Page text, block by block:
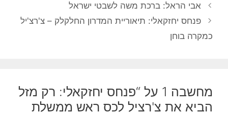
אבי הראל: ברכת משה לשבטי ישראל
פנחס יחזקאלי: תיאוריית המדרון החלקלק – צ'רצ'יל
כמקרה בוחן
מחשבה 1 על “פנחס יחזקאלי: רק מזל
הביא את צ'רציל לכס ראש ממשלת